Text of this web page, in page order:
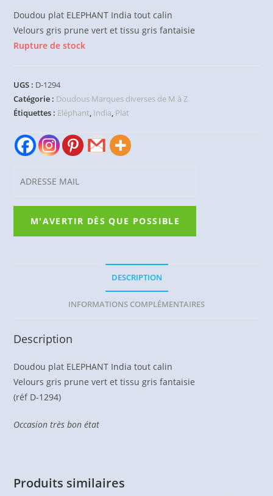
Doudou plat ELEPHANT India tout calin
Velours gris prune vert et tissu gris fantaisie
Rupture de stock
UGS : D-1294
Catégorie : Doudous Marques diverses de M à Z
Étiquettes : Eléphant, India, Plat
DESCRIPTION
INFORMATIONS COMPLÉMENTAIRES
Description
Doudou plat ELEPHANT India tout calin
Velours gris prune vert et tissu gris fantaisie
(réf D-1294)
Occasion très bon état
Produits similaires